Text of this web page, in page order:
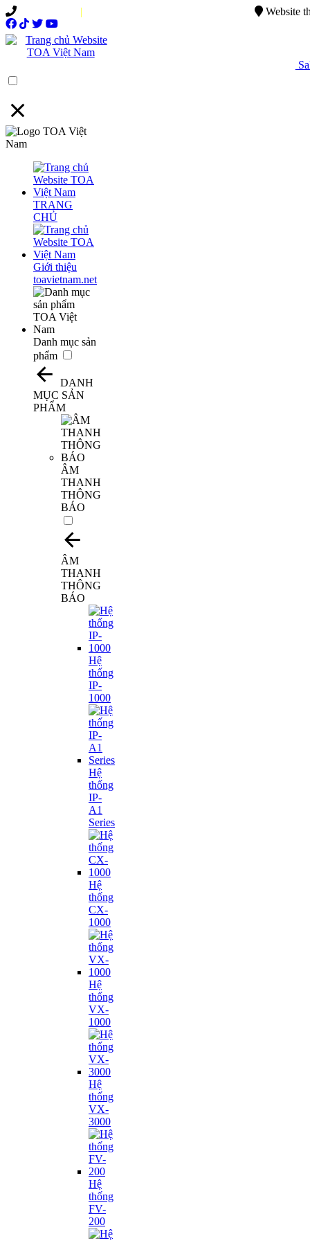
| Website
TRANG
CHỦ
Giới thiệu
toavietnam.net
Danh mục sản
phẩm
DANH
MỤC SẢN
PHẨM
​ÂM
THANH
THÔNG
BÁO
ÂM
THANH
THÔNG
BÁO
Hệ
thống
IP-
1000
Hệ
thống
IP-
A1
Series
Hệ
thống
CX-
1000
Hệ
thống
VX-
1000
Hệ
thống
VX-
3000
Hệ
thống
FV-
200